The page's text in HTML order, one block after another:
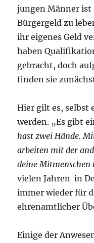
jungen Männer ist
Bürgergeld zu
ihr eigenes Geld
haben
gebracht, doch
finden sie
Hier gilt es, selbst
werden. „Es gibt
hast zwei Hände.
arbeiten mit der
deine Mitmenschen
vielen Jahren in
immer wieder für
ehrenamtlicher
Einige der